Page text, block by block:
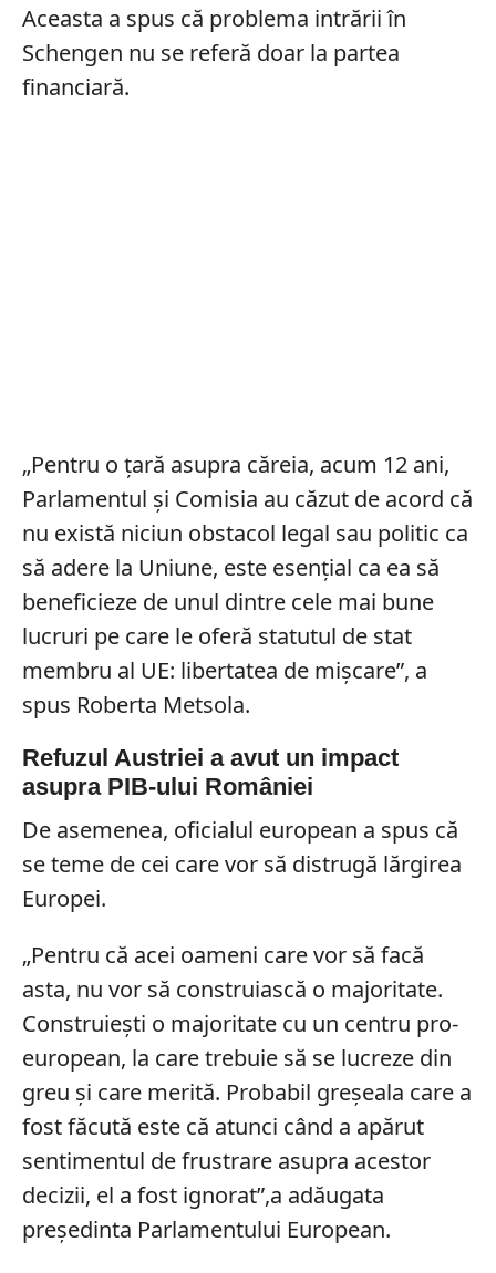
Aceasta a spus că problema intrării în
Schengen nu se referă doar la partea
financiară.
„Pentru o țară asupra căreia, acum 12 ani,
Parlamentul și Comisia au căzut de acord că
nu există niciun obstacol legal sau politic ca
să adere la Uniune, este esențial ca ea să
beneficieze de unul dintre cele mai bune
lucruri pe care le oferă statutul de stat
membru al UE: libertatea de mișcare”, a
spus Roberta Metsola.
Refuzul Austriei a avut un impact
asupra PIB-ului României
De asemenea, oficialul european a spus că
se teme de cei care vor să distrugă lărgirea
Europei.
„Pentru că acei oameni care vor să facă
asta, nu vor să construiască o majoritate.
Construiești o majoritate cu un centru pro-
european, la care trebuie să se lucreze din
greu și care merită. Probabil greșeala care a
fost făcută este că atunci când a apărut
sentimentul de frustrare asupra acestor
decizii, el a fost ignorat”,a adăugata
președinta Parlamentului European.